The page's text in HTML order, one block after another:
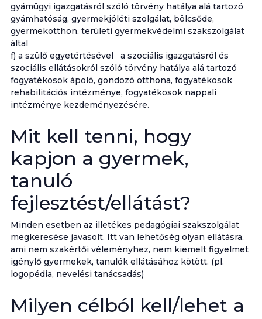
gyámügyi igazgatásról szóló törvény hatálya alá tartozó
gyámhatóság, gyermekjóléti szolgálat, bölcsőde,
gyermekotthon, területi gyermekvédelmi szakszolgálat
által
f) a szülő egyetértésével a szociális igazgatásról és
szociális ellátásokról szóló törvény hatálya alá tartozó
fogyatékosok ápoló, gondozó otthona, fogyatékosok
rehabilitációs intézménye, fogyatékosok nappali
intézménye kezdeményezésére.
Mit kell tenni, hogy
kapjon a gyermek,
tanuló
fejlesztést/ellátást?
Minden esetben az illetékes pedagógiai szakszolgálat
megkeresése javasolt. Itt van lehetőség olyan ellátásra,
ami nem szakértői véleményhez, nem kiemelt figyelmet
igénylő gyermekek, tanulók ellátásához kötött. (pl.
logopédia, nevelési tanácsadás)
Milyen célból kell/lehet a